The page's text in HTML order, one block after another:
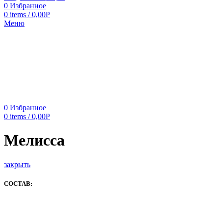
0 Избранное
0 items / 0,00Р
Меню
0 Избранное
0 items / 0,00Р
Мелисса
закрыть
СОСТАВ: